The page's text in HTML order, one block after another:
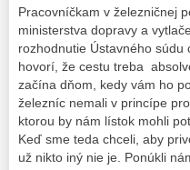
Pracovníčkam v železničnej
ministerstva dopravy a
rozhodnutie Ústavného
hovorí, že cestu treba
začína dňom, kedy vám ho
železníc nemali v princípe
ktorou by nám lístok mohli
Keď sme teda chceli, aby
už nikto iný nie je. Ponúkli